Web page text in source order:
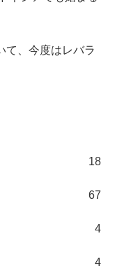
て、今度はレバラ
18
67
4
4